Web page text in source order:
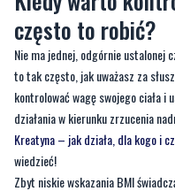
to tak często, jak uważasz za
kontrolować wagę swojego ciała i
działania w kierunku zrzucenia
Kreatyna – jak działa, dla kogo i
wiedzieć!
Zbyt niskie wskazania BMI
codzienną dietę, aby uzupełnić
że stałe kontrolowanie swojej wagi,
organizmu to podstawa, aby